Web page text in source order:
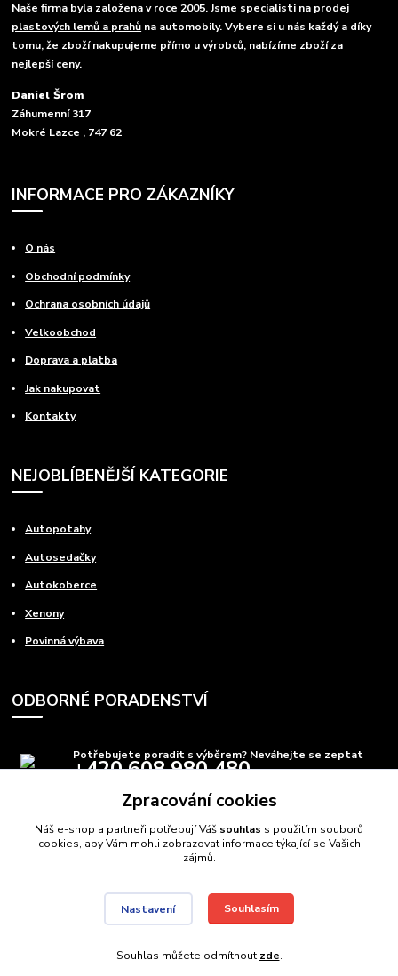
Naše firma byla založena v roce 2005. Jsme specialisti na prodej
plastových lemů a prahů na automobily. Vybere si u nás každý a díky
tomu, že zboží nakupujeme přímo u výrobců, nabízíme zboží za
nejlepší ceny.
Daniel Šrom
Záhumenní 317
Mokré Lazce , 747 62
INFORMACE PRO ZÁKAZNÍKY
O nás
Obchodní podmínky
Ochrana osobních údajů
Velkoobchod
Doprava a platba
Jak nakupovat
Kontakty
NEJOBLÍBENĚJŠÍ KATEGORIE
Autopotahy
Autosedačky
Autokoberce
Xenony
Povinná výbava
ODBORNÉ PORADENSTVÍ
Potřebujete poradit s výběrem? Neváhejte se zeptat
+420 608 980 480
info@autods.cz
Autodíly Ostrava// Navštivte také:Domečkové postele
Vytvořeno na
Eshop-rychle.cz
Zpracování cookies
Náš e-shop a partneři potřebují Váš souhlas s použitím souborů
cookies, aby Vám mohli zobrazovat informace týkající se Vašich
zájmů.
Nastavení Souhlasím
Souhlas můžete odmítnout zde.